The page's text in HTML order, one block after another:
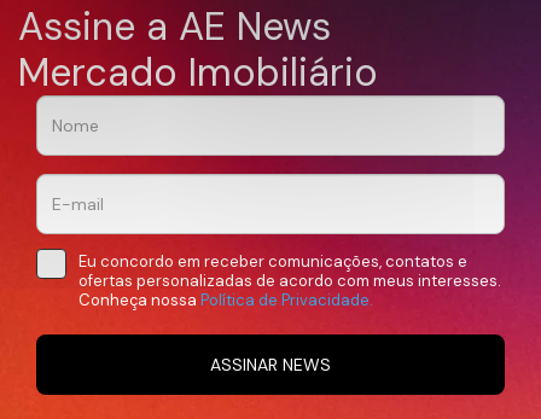
Assine a AE News
Mercado Imobiliário
Eu concordo em receber comunicações, contatos e
ofertas personalizadas de acordo com meus interesses.
Conheça nossa Política de Privacidade.
ASSINAR NEWS